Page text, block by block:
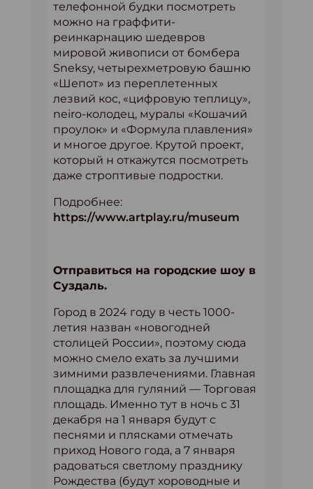
телефонной будки посмотреть
можно на граффити-
реинкарнацию шедевров
мировой живописи от бомбера
Sneksy, четырехметровую башню
«Шепот» из переплетенных
лезвий кос, «цифровую теплицу»,
neiro-колодец, муралы «Кошачий
проулок» и «Формула плавления»
и многое другое. Крутой проект,
который н откажутся посмотреть
даже строптивые подростки.
Подробнее:
https://www.artplay.ru/museum
Отправиться на городские шоу в
Суздаль.
Город в 2024 году в честь 1000-
летия назван «новогодней
столицей России», поэтому сюда
можно смело ехать за лучшими
зимними развлечениями. Главная
площадка для гуляний — Торговая
площадь. Именно тут в ночь с 31
декабря на 1 января будут с
песнями и плясками отмечать
приход Нового года, а 7 января
радоваться светлому празднику
Рождества (будут хороводные и